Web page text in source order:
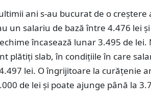
ani s-au bucurat de o creștere
un salariu de bază între 4.476 lei
încasează lunar 3.495 de
plătiți slab, în condițiile în care
lei. O îngrijitoare la curățenie
de lei și poate ajunge până la